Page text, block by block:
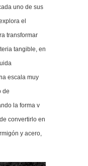
uno de sus
el
transformar
tangible, en
escala muy
de
la forma v
convertirlo en
y acero,